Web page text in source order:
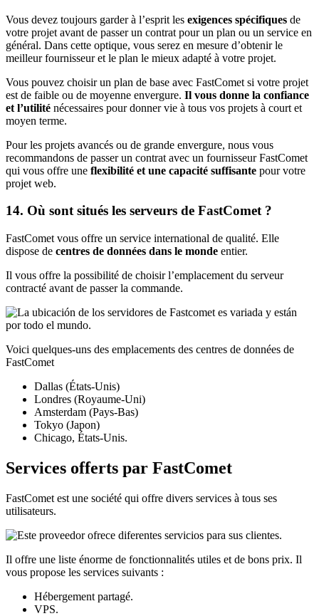
Vous devez toujours garder à l’esprit les exigences spécifiques de
votre projet avant de passer un contrat pour un plan ou un service en
général. Dans cette optique, vous serez en mesure d’obtenir le
meilleur fournisseur et le plan le mieux adapté à votre projet.
Vous pouvez choisir un plan de base avec FastComet si votre projet
est de faible ou de moyenne envergure. Il vous donne la confiance
et l’utilité nécessaires pour donner vie à tous vos projets à court et
moyen terme.
Pour les projets avancés ou de grande envergure, nous vous
recommandons de passer un contrat avec un fournisseur FastComet
qui vous offre une flexibilité et une capacité suffisante pour votre
projet web.
14. Où sont situés les serveurs de FastComet ?
FastComet vous offre un service international de qualité. Elle
dispose de centres de données dans le monde entier.
Il vous offre la possibilité de choisir l’emplacement du serveur
contracté avant de passer la commande.
Voici quelques-uns des emplacements des centres de données de
FastComet
Dallas (États-Unis)
Londres (Royaume-Uni)
Amsterdam (Pays-Bas)
Tokyo (Japon)
Chicago, États-Unis.
Services offerts par FastComet
FastComet est une société qui offre divers services à tous ses
utilisateurs.
Il offre une liste énorme de fonctionnalités utiles et de bons prix. Il
vous propose les services suivants :
Hébergement partagé.
VPS.